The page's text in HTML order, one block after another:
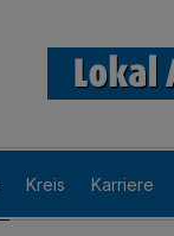
Kreis Karriere